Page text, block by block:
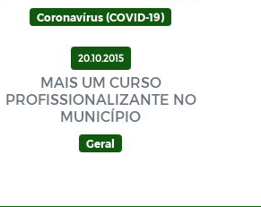
Coronavírus (COVID-19)
20.10.2015
MAIS UM CURSO
PROFISSIONALIZANTE NO
MUNICÍPIO
Geral